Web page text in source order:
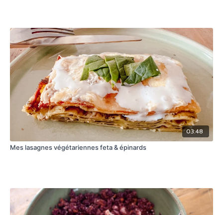
03:48
Mes lasagnes végétariennes feta & épinards